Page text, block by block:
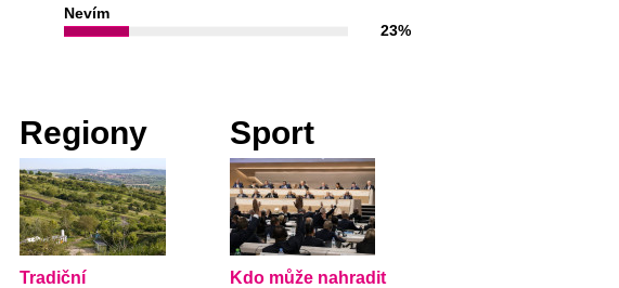
Nevím
23%
Regiony
Tradiční
Sport
Kdo může nahradit